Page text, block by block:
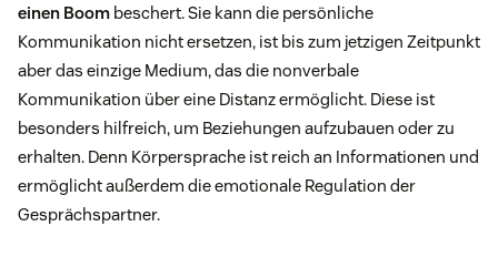
einen Boom beschert. Sie kann die persönliche
Kommunikation nicht ersetzen, ist bis zum jetzigen Zeitpunkt
aber das einzige Medium, das die nonverbale
Kommunikation über eine Distanz ermöglicht. Diese ist
besonders hilfreich, um Beziehungen aufzubauen oder zu
erhalten. Denn Körpersprache ist reich an Informationen und
ermöglicht außerdem die emotionale Regulation der
Gesprächspartner.